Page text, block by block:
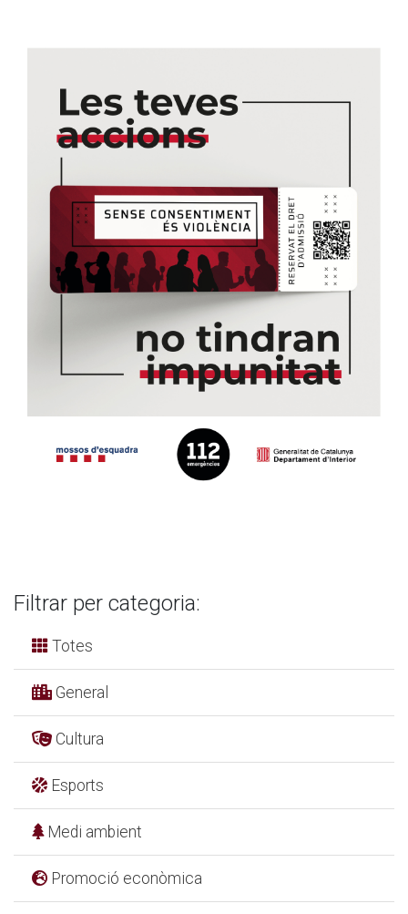
Filtrar per categoria:
Totes
General
Cultura
Esports
Medi ambient
Promoció econòmica